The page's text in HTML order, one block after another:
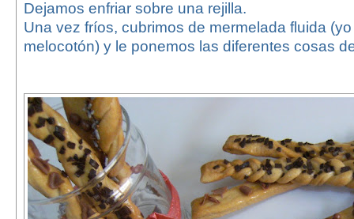
Dejamos enfriar sobre una rejilla.
Una vez fríos, cubrimos de mermelada fluida
melocotón) y le ponemos las diferentes cosas